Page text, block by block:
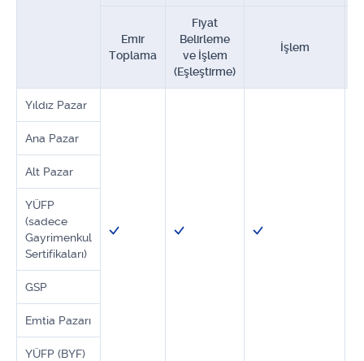
Emir
Toplama
Fiyat
Belirleme
ve İşlem
(Eşleştirme)
İşlem
Yıldız Pazar
Ana Pazar
Alt Pazar
YÜFP
(sadece
Gayrimenkul
Sertifikaları)
GSP
Emtia Pazarı
YÜFP (BYF)